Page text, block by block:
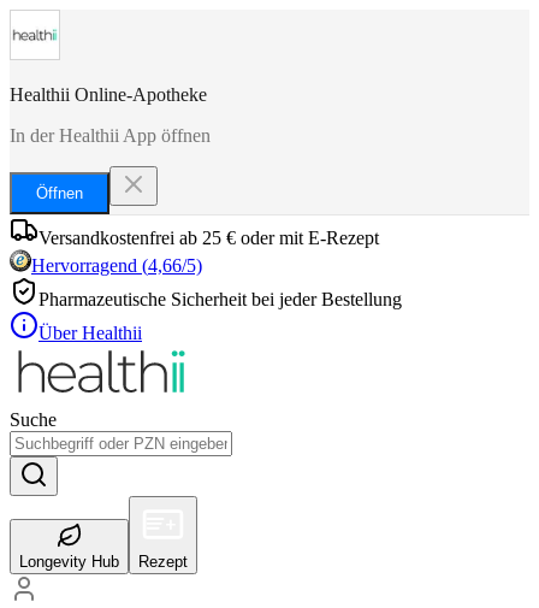
Healthii Online-Apotheke
In der Healthii App öffnen
Öffnen
Versandkostenfrei ab 25 € oder mit E-Rezept
Hervorragend (4,66/5)
Pharmazeutische Sicherheit bei jeder Bestellung
Über Healthii
Suche
Longevity Hub Rezept